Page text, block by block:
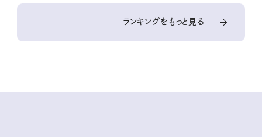
ランキングをもっと見る